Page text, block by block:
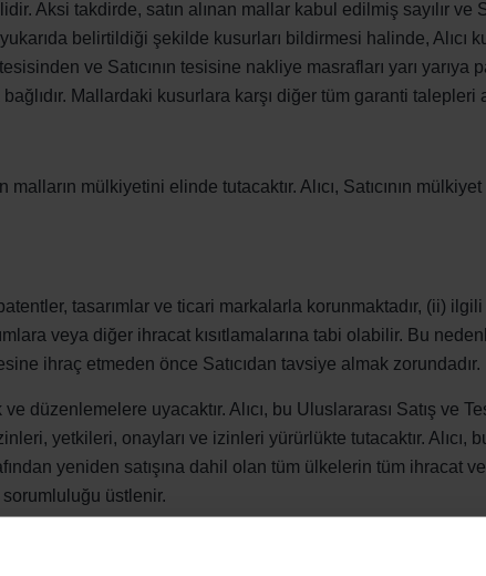
Aksi takdirde, satın alınan mallar kabul edilmiş sayılır ve
yukarıda belirtildiği şekilde kusurları bildirmesi halinde,
ve Satıcının tesisine nakliye masrafları yarı yarıya
Mallardaki kusurlara karşı diğer tüm garanti talepleri
mülkiyetini elinde tutacaktır. Alıcı, Satıcının
tasarımlar ve ticari markalarla korunmaktadır, (ii)
veya diğer ihracat kısıtlamalarına tabi olabilir. Bu nedenle
ihraç etmeden önce Satıcıdan tavsiye almak zorundadır.
düzenlemelere uyacaktır. Alıcı, bu Uluslararası Satış ve
yetkileri, onayları ve izinleri yürürlükte tutacaktır. Alıcı,
yeniden satışına dahil olan tüm ülkelerin tüm ihracat
üstlenir.